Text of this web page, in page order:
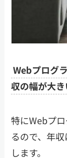
Webプログ
収の幅が大き
特にWebプ
るので、年
します。